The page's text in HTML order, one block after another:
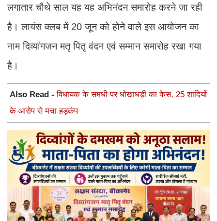
लगातार चौथे साल यह यह अभिनंदन समारोह करने जा रही
है। लायंस क्लब में 20 जून को होने वाले इस आयोजन का
नाम दिव्यांगजन मतृ पितृ वंदन एवं सम्मान समारोह रखा गया
है।
Also Read -विधायक के समधी पर धोखाधड़ी का केस, 25 शादियों
के आरोप से मचा हड़कंप